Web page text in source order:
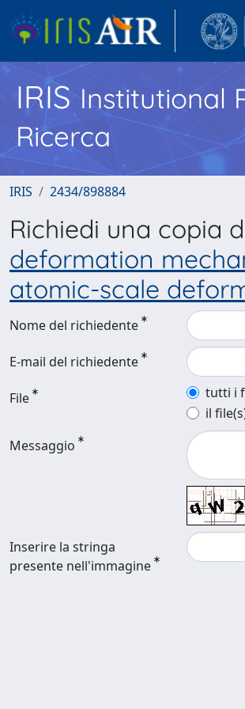
IRISInstitutional
Ricerca
IRIS 2434/898884
Richiedi una copia
deformation
atomic-scale
Nome del richiedente
E-mail del richiedente
File
tutti i
il
Messaggio
Inserire la stringa
presente nell'immagine